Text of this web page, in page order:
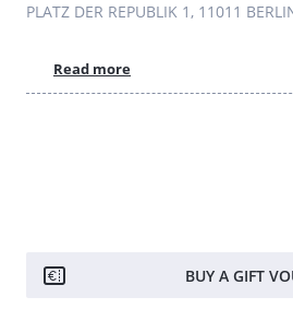
PLATZ DER REPUBLIK 1, 11011
Read more
BUY A GIFT